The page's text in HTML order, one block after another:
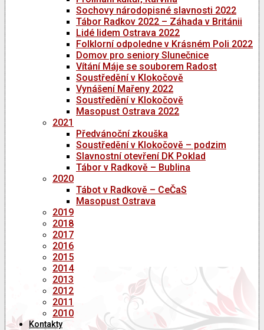
Sochovy národopisné slavnosti 2022
Tábor Radkov 2022 – Záhada v Británii
Lidé lidem Ostrava 2022
Folklorní odpoledne v Krásném Poli 2022
Domov pro seniory Slunečnice
Vítání Máje se souborem Radost
Soustředění v Klokočově
Vynášení Mařeny 2022
Soustředění v Klokočově
Masopust Ostrava 2022
2021
Předvánoční zkouška
Soustředění v Klokočově – podzim
Slavnostní otevření DK Poklad
Tábor v Radkově – Bublina
2020
Tábot v Radkově – CeČaS
Masopust Ostrava
2019
2018
2017
2016
2015
2014
2013
2012
2011
2010
Kontakty